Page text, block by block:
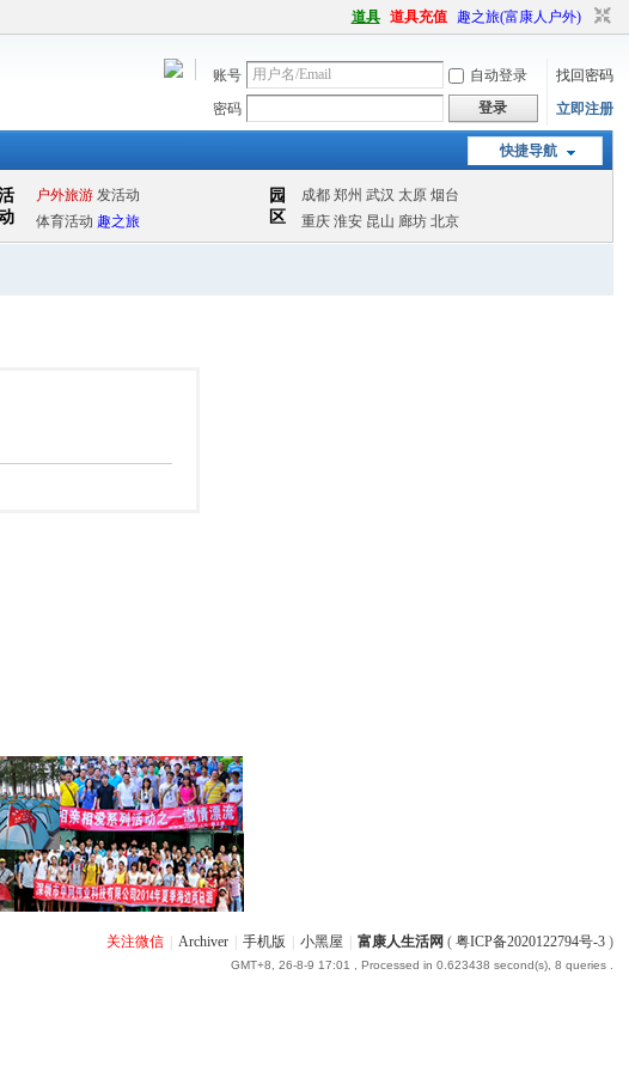
道具 道具充值 趣之旅(富康人户外)
账号 自动登录
找回密码
密码
登录 立即注册
快捷导航
关注微信 Archiver 手机版 小黑屋 富康人生活网 ( 粤ICP备2020122794号-3)
GMT+8, 26-8-9 17:01 , Processed in 0.623438 second(s), 8 queries .